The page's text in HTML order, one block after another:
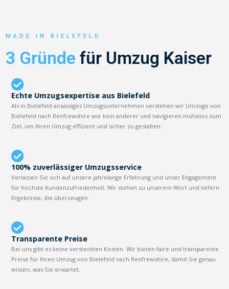
MADE IN BIELEFELD
3 Gründe für Umzug Kaiser
Echte Umzugsexpertise aus Bielefeld
Als in Bielefeld ansässiges Umzugsunternehmen verstehen wir Umzüge von
Bielefeld nach Renfrewshire wie kein anderer und navigieren mühelos zum
Ziel, um Ihren Umzug effizient und sicher zu gestalten.
100% zuverlässiger Umzugsservice
Verlassen Sie sich auf unsere jahrelange Erfahrung und unser Engagement
für höchste Kundenzufriedenheit. Wir stehen zu unserem Wort und liefern
Ergebnisse, die überzeugen.
Transparente Preise
Bei uns gibt es keine versteckten Kosten. Wir bieten faire und transparente
Preise für Ihren Umzug von Bielefeld nach Renfrewshire, damit Sie genau
wissen, was Sie erwartet.